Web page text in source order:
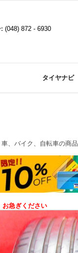
(048) 872 - 6930
タイヤナビ
車、バイク、自転車の商品
お急ぎください